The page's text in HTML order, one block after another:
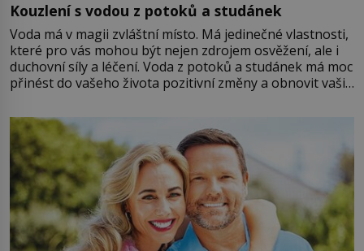
Kouzlení s vodou z potoků a studánek
Voda má v magii zvláštní místo. Má jedinečné vlastnosti,
které pro vás mohou být nejen zdrojem osvěžení, ale i
duchovní síly a léčení. Voda z potoků a studánek má moc
přinést do vašeho života pozitivní změny a obnovit vaši
můžete obohatit své rituály a přinést do svého života
větší harmonii a klid. Je důležité